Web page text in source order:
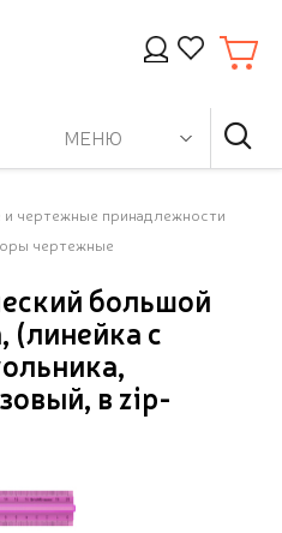
МЕНЮ
чертежные принадлежности
чертежные
большой
(линейка с
в zip-